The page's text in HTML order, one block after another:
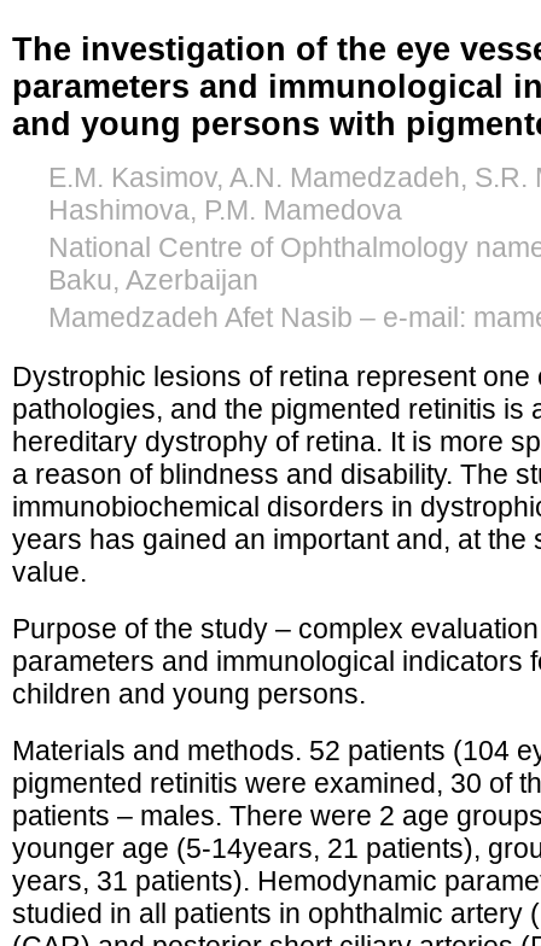
The investigation of the eye
parameters and immunological
and young persons with
E.M. Kasimov, A.N. Mamedzadeh, S.R.
Hashimova, P.M. Mamedova
National Centre of Ophthalmology
Baku, Azerbaijan
Mamedzadeh Afet Nasib – e-mail:
Dystrophic lesions of retina represent
pathologies, and the pigmented retinitis is
hereditary dystrophy of retina. It is more
a reason of blindness and disability. The
immunobiochemical disorders in
years has gained an important and, at the
value.
Purpose of the study – complex
parameters and immunological indicators
children and young persons.
Materials and methods. 52 patients (104
pigmented retinitis were examined, 30 of
patients – males. There were 2 age
younger age (5-14years, 21 patients),
years, 31 patients). Hemodynamic
studied in all patients in ophthalmic artery